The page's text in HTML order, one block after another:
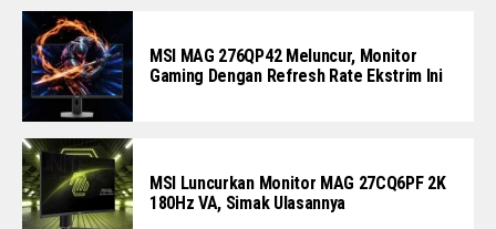
MSI MAG 276QP42 Meluncur, Monitor
Gaming Dengan Refresh Rate Ekstrim Ini
MSI Luncurkan Monitor MAG 27CQ6PF 2K
180Hz VA, Simak Ulasannya